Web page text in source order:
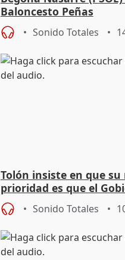
Baloncesto Peñas
Sonido Totales
Tolón insiste en que su
prioridad es que el
Sánchez gane próximas
Sonido Totales